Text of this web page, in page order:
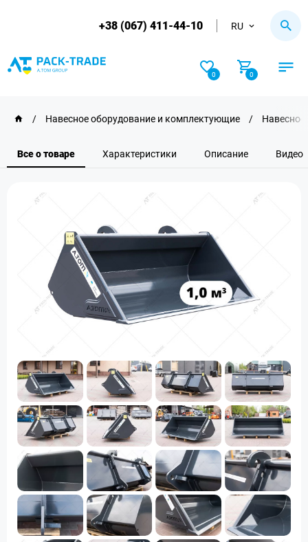
+38 (067) 411-44-10 RU
0 0
/ Навесное оборудование и комплектующие / Навесное
Все о товаре Характеристики Описание Видео